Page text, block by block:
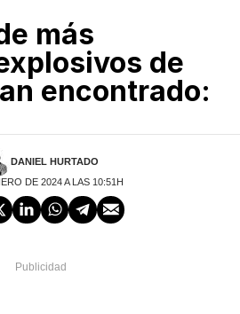
más
de
encontrado:
DANIEL HURTADO
DE 2024 A LAS 10:51H